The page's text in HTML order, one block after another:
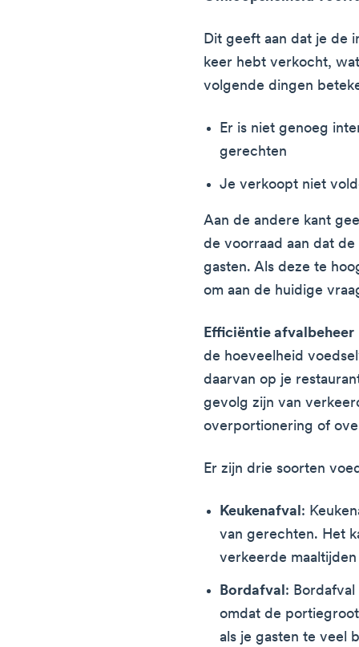
Dit geeft aan dat je de
keer hebt verkocht,
volgende dingen
Er is niet genoeg
gerechten
Je verkoopt niet
Aan de andere kant
de voorraad aan dat
gasten. Als deze te
om aan de huidige
Efficiëntie afvalbeheer
de hoeveelheid
daarvan op je
gevolg zijn van
overportionering of
Er zijn drie soorten
Keukenafval:
van gerechten. Het
verkeerde
Bordafval:
omdat de
als je gasten te veel